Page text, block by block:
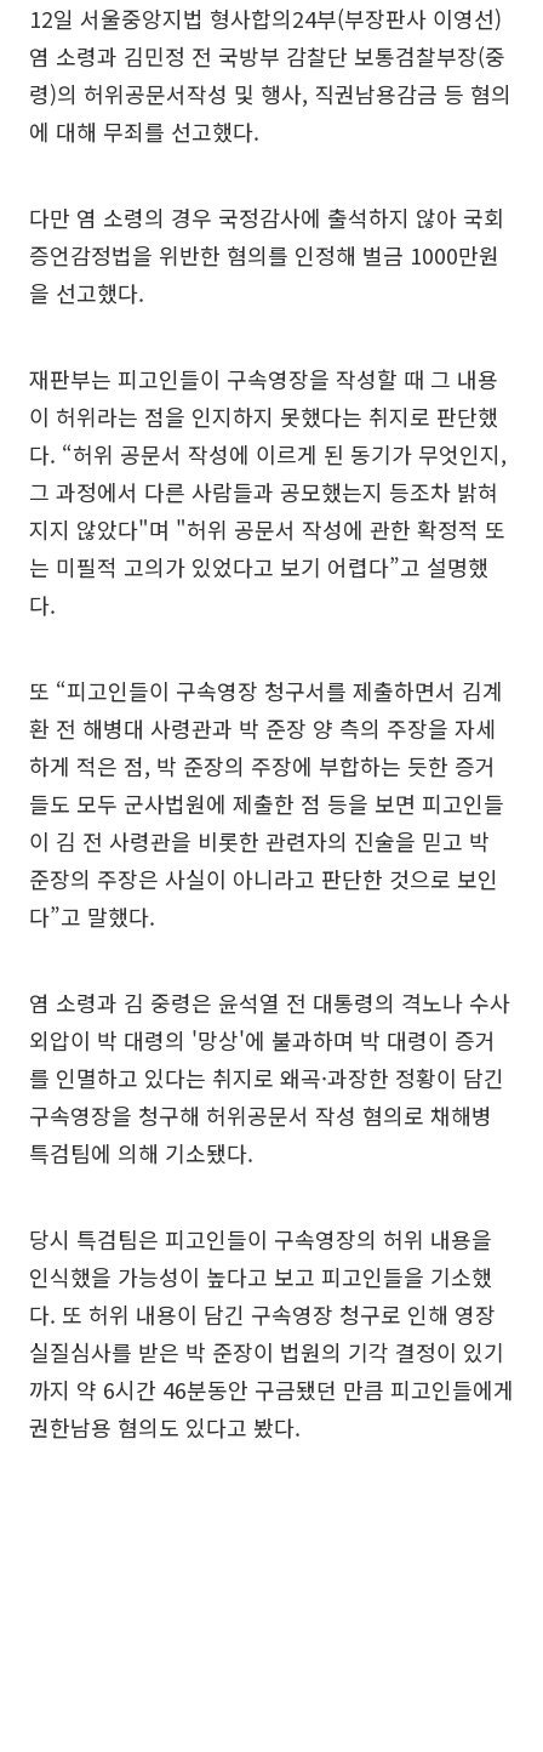
12일 서울중앙지법 형사합의24부(부장판사 이영선)
염 소령과 김민정 전 국방부 감찰단 보통검찰부장(중
령)의 허위공문서작성 및 행사, 직권남용감금 등 혐의
에 대해 무죄를 선고했다.
다만 염 소령의 경우 국정감사에 출석하지 않아 국회
증언감정법을 위반한 혐의를 인정해 벌금 1000만원
을 선고했다.
재판부는 피고인들이 구속영장을 작성할 때 그 내용
이 허위라는 점을 인지하지 못했다는 취지로 판단했
다. “허위 공문서 작성에 이르게 된 동기가 무엇인지,
그 과정에서 다른 사람들과 공모했는지 등조차 밝혀
지지 않았다"며 "허위 공문서 작성에 관한 확정적 또
는 미필적 고의가 있었다고 보기 어렵다”고 설명했
다.
또 “피고인들이 구속영장 청구서를 제출하면서 김계
환 전 해병대 사령관과 박 준장 양 측의 주장을 자세
하게 적은 점, 박 준장의 주장에 부합하는 듯한 증거
들도 모두 군사법원에 제출한 점 등을 보면 피고인들
이 김 전 사령관을 비롯한 관련자의 진술을 믿고 박
준장의 주장은 사실이 아니라고 판단한 것으로 보인
다”고 말했다.
염 소령과 김 중령은 윤석열 전 대통령의 격노나 수사
외압이 박 대령의 '망상'에 불과하며 박 대령이 증거
를 인멸하고 있다는 취지로 왜곡·과장한 정황이 담긴
구속영장을 청구해 허위공문서 작성 혐의로 채해병
특검팀에 의해 기소됐다.
당시 특검팀은 피고인들이 구속영장의 허위 내용을
인식했을 가능성이 높다고 보고 피고인들을 기소했
다. 또 허위 내용이 담긴 구속영장 청구로 인해 영장
실질심사를 받은 박 준장이 법원의 기각 결정이 있기
까지 약 6시간 46분동안 구금됐던 만큼 피고인들에게
권한남용 혐의도 있다고 봤다.